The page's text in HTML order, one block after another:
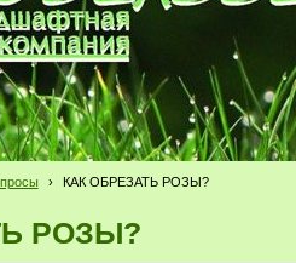
› КАК ОБРЕЗАТЬ РОЗЫ?
РОЗЫ?